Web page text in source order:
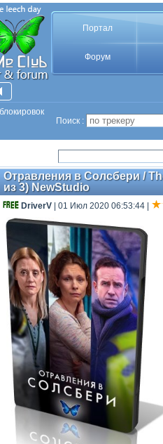
Портал
Форум
Поиск :
Отравления в Солсбери /
из 3) NewStudio
DriverV | 01 Июл 2020 06:53:44